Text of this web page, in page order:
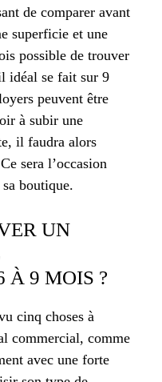
de comparer avant
superficie et une
possible de trouver
idéal se fait sur 9
peuvent être
à subir une
il faudra alors
sera l’occasion
boutique.
UN
À 9 MOIS ?
cinq choses à
commercial, comme
avec une forte